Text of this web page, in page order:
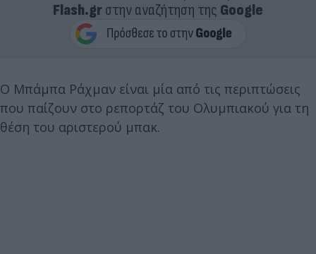
Flash.grστην αναζήτηση της Google
Ο Μπάμπα Ράχμαν είναι μία από τις περιπτώσεις
που παίζουν στο ρεπορτάζ του Ολυμπιακού για τη
θέση του αριστερού μπακ.